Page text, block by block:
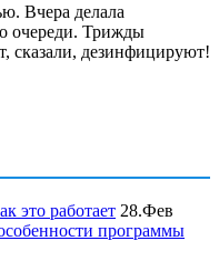
Вчера делала
очереди. Трижды
сказали, дезинфицируют!
это работает 28.Фев
программы